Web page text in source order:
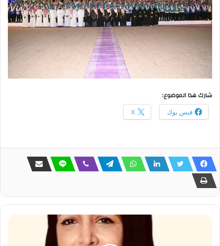
شارك هذا الموضوع:
فيس بوك X